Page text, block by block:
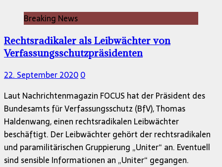
Breaking News
Rechtsradikaler als Leibwächter von
Verfassungsschutzpräsidenten
22. September 20200
Laut Nachrichtenmagazin FOCUS hat der Präsident des
Bundesamts für Verfassungsschutz (BfV), Thomas
Haldenwang, einen rechtsradikalen Leibwächter
beschäftigt. Der Leibwächter gehört der rechtsradikalen
und paramilitärischen Gruppierung „Uniter“ an. Eventuell
sind sensible Informationen an „Uniter“ gegangen.